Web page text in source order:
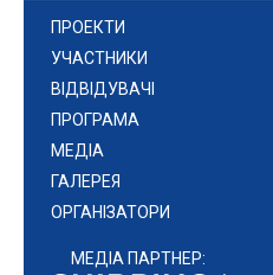
ПРОЕКТИ
УЧАСТНИКИ
ВІДВІДУВАЧІ
ПРОГРАМА
МЕДІА
ГАЛЕРЕЯ
ОРГАНІЗАТОРИ
МЕДІА ПАРТНЕР: